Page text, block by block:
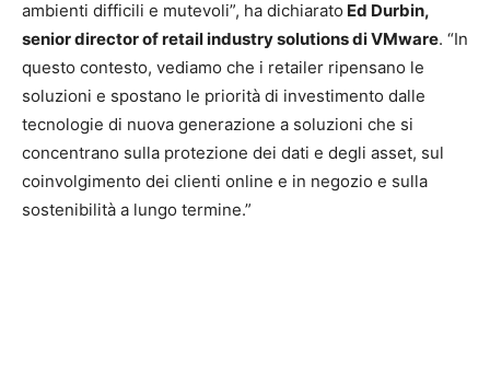
ambienti difficili e mutevoli”, ha dichiarato Ed Durbin,
senior director of retail industry solutions di VMware. “In
questo contesto, vediamo che i retailer ripensano le
soluzioni e spostano le priorità di investimento dalle
tecnologie di nuova generazione a soluzioni che si
concentrano sulla protezione dei dati e degli asset, sul
coinvolgimento dei clienti online e in negozio e sulla
sostenibilità a lungo termine.”